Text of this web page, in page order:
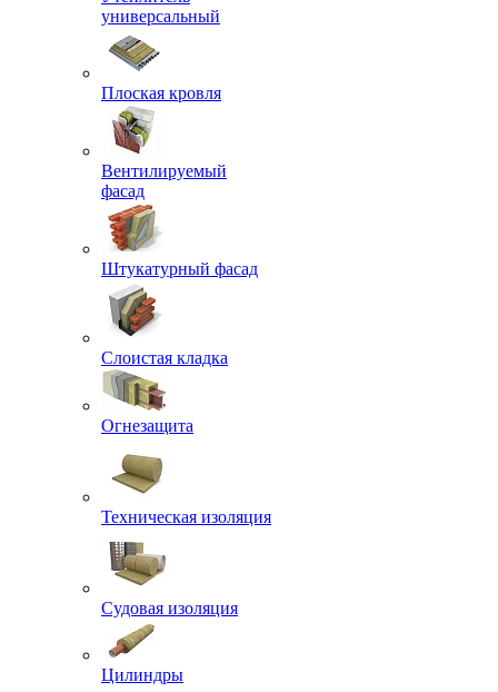
универсальный
Плоская кровля
Вентилируемый
фасад
Штукатурный фасад
Слоистая кладка
Огнезащита
Техническая изоляция
Судовая изоляция
Цилиндры